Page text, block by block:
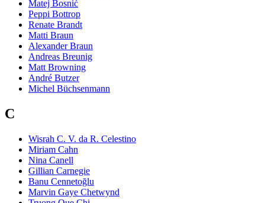
Matej Bosnić
Peppi Bottrop
Renate Brandt
Matti Braun
Alexander Braun
Andreas Breunig
Matt Browning
André Butzer
Michel Büchsenmann
C
Wisrah C. V. da R. Celestino
Miriam Cahn
Nina Canell
Gillian Carnegie
Banu Cennetoğlu
Marvin Gaye Chetwynd